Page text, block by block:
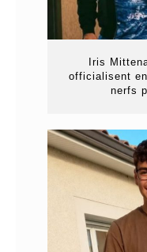
Iris
officialisent
nerfs